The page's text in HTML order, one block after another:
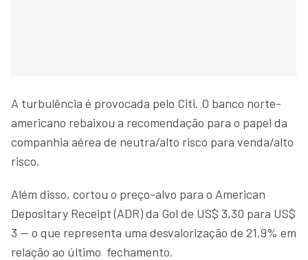
A turbulência é provocada pelo Citi. O banco norte-
americano rebaixou a recomendação para o papel da
companhia aérea de neutra/alto risco para venda/alto
risco.
Além disso, cortou o preço-alvo para o American
Depositary Receipt (ADR) da Gol de US$ 3,30 para US$
3 — o que representa uma desvalorização de 21,9% em
relação ao último fechamento.